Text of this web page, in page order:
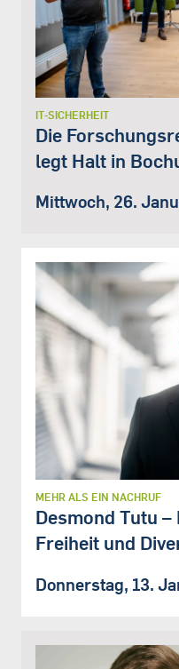
IT-SICHERHEIT
Die
legt Halt in
Mittwoch, 26.
MEHR ALS EIN NACHRUF
Desmond Tutu
Freiheit und
Donnerstag, 13.